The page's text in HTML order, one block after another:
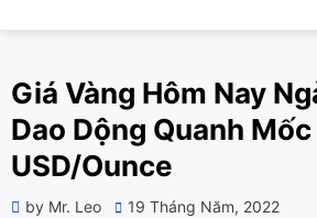
Giá Vàng Hôm Nay
Dao Dộng Quanh Mốc
USD/Ounce
by Mr. Leo
Posted
19 Tháng Năm, 2022